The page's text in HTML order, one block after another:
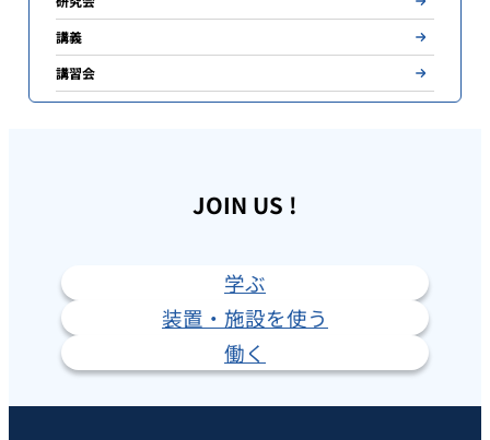
講義
講習会
JOIN US !
学ぶ
装置・施設を使う
働く